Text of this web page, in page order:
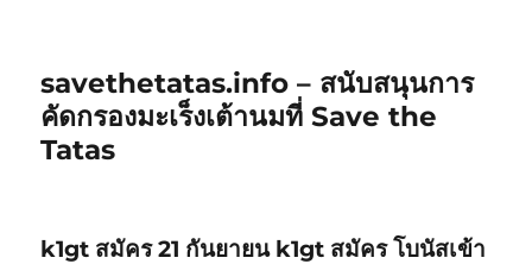
savethetatas.info – สนับสนุนการ
คัดกรองมะเร็งเต้านมที่ Save the
Tatas
k1gt สมัคร 21 กันยายน k1gt สมัคร โบนัสเข้า